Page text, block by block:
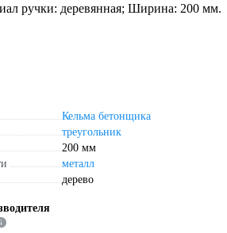
ручки: деревянная; Ширина: 200 мм.
Кельма бетонщика
треугольник
200 мм
металл
дерево